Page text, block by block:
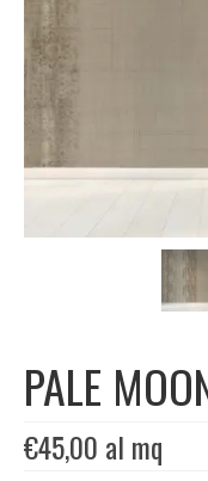
Carta da
Carta da
Carta da
Carta da
Carta da
EDIZIONI SPECIALI
PALE
€45,00 al mq